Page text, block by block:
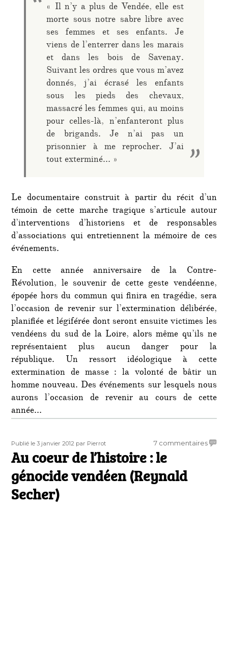
« Il n’y a plus de Vendée, elle est
morte sous notre sabre libre avec
ses femmes et ses enfants. Je
viens de l’enterrer dans les marais
et dans les bois de Savenay.
Suivant les ordres que vous m’avez
donnés, j’ai écrasé les enfants
sous les pieds des chevaux,
massacré les femmes qui, au moins
pour celles-là, n’enfanteront plus
de brigands. Je n’ai pas un
prisonnier à me reprocher. J’ai
tout exterminé… »
Le documentaire construit à partir du récit d’un
témoin de cette marche tragique s’articule autour
d’interventions d’historiens et de responsables
d’associations qui entretiennent la mémoire de ces
événements.
En cette année anniversaire de la Contre-
Révolution, le souvenir de cette geste vendéenne,
épopée hors du commun qui finira en tragédie, sera
l’occasion de revenir sur l’extermination délibérée,
planifiée et légiférée dont seront ensuite victimes les
vendéens du sud de la Loire, alors même qu’ils ne
représentaient plus aucun danger pour la
république. Un ressort idéologique à cette
extermination de masse : la volonté de bâtir un
homme nouveau. Des événements sur lesquels nous
aurons l’occasion de revenir au cours de cette
année…
Publié
le
Publié le 3 janvier 2012 Auteur
par Pierrot 7 commentairessur
Au coeur de l’histoire : le
génocide vendéen (Reynald
Secher)